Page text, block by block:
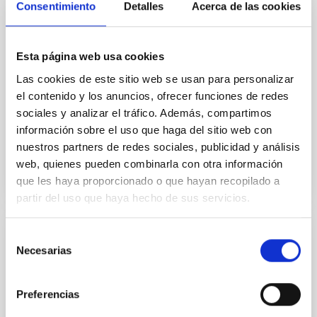
Consentimiento Detalles Acerca de las cookies
Esta página web usa cookies
Las cookies de este sitio web se usan para personalizar
el contenido y los anuncios, ofrecer funciones de redes
sociales y analizar el tráfico. Además, compartimos
información sobre el uso que haga del sitio web con
nuestros partners de redes sociales, publicidad y análisis
web, quienes pueden combinarla con otra información
que les haya proporcionado o que hayan recopilado a
partir del uso que haya hecho de sus servicios.
Necesarias
Preferencias
permitido detectar y estimar la intensidad del campo
magnético del exoplaneta GJ 436 b, abriendo una
fuera del Sistema Solar. Los campos magnéticos
habitabilidad de los planetas. En la Tierra, el campo
magnético actúa como un escudo frente al viento
Fecha de publicación 26/06/2026 - 17:53:01
El IAC logra una de las prestigiosas “ERC
Advanced Grant” para estudiar la evolución
de estrellas similares al Sol